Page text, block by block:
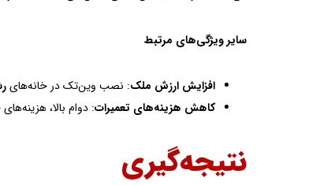
سایر ویژگی‌های مرتبط
افزایش ارزش ملک: نصب وین‌تک در خانه‌های
کاهش هزینه‌های تعمیرات: دوام بالا،
نتیجه‌گیری